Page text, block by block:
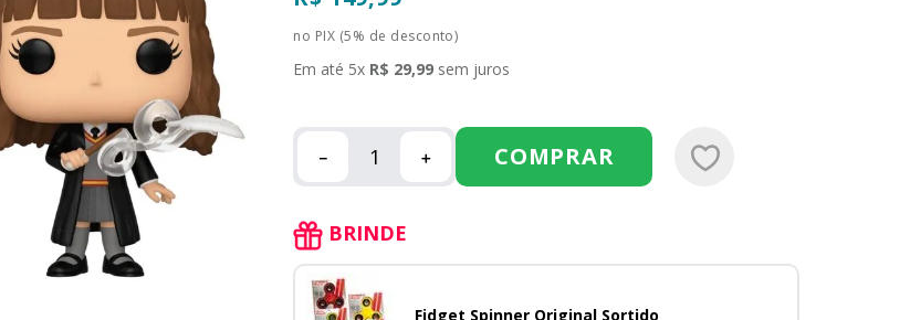
no PIX (5% de desconto)
Em até 5x R$ 29,99 sem juros
＋
－ COMPRAR
BRINDE
Fidget Spinner Original Sortido